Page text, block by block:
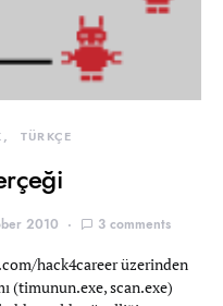
TÜRKÇE
2010 3 comments
hack4career üzerinden
(timunun.exe, scan.exe)